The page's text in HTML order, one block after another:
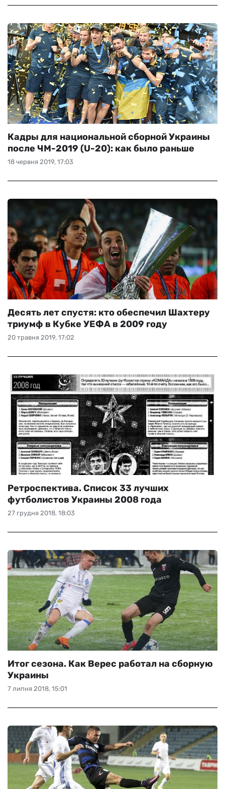
18 червня 2019, 17:03
Кадры для национальной сборной Украины
после ЧМ-2019 (U-20): как было раньше
20 травня 2019, 17:02
Десять лет спустя: кто обеспечил Шахтеру
триумф в Кубке УЕФА в 2009 году
27 грудня 2018, 18:03
Ретроспектива. Список 33 лучших
футболистов Украины 2008 года
7 липня 2018, 15:01
Итог сезона. Как Верес работал на сборную
Украины